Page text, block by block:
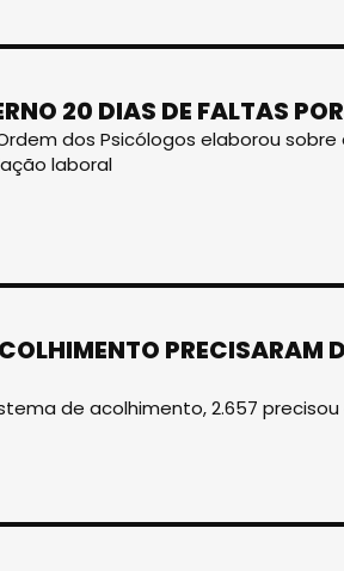
20 DIAS DE FALTAS
dos Psicólogos elaborou
laboral
PRECISARAM
de acolhimento, 2.657